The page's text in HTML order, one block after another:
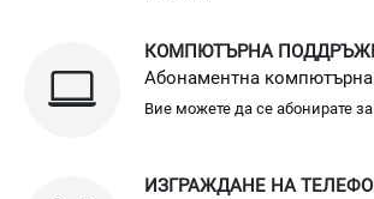
КОМПЮТЪРНА
Абонаментна
Вие можете да се абонирате
ИЗГРАЖДАНЕ НА